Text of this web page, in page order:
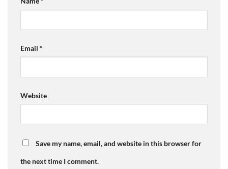
Email *
Website
Save my name, email, and website in this browser for
the next time I comment.